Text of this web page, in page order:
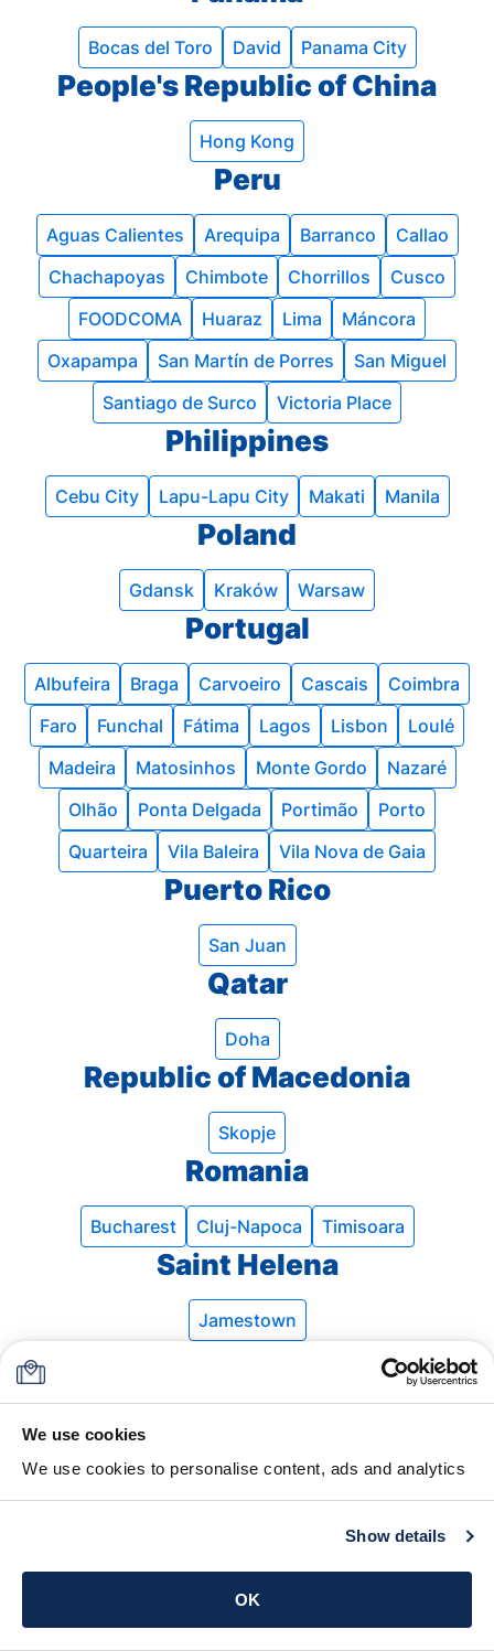
We use cookies
We use cookies to personalise content, ads and analytics
Show details
OK
Bocas del Toro David Panama City
People's Republic of China
Hong Kong
Peru
Aguas Calientes Arequipa Barranco
Callao
Chachapoyas
Chimbote Chorrillos
Cusco
FOODCOMA
Huaraz Lima
Máncora
Oxapampa
San Martín de Porres
San Miguel
Santiago de Surco
Victoria Place
Philippines
Cebu City Lapu-Lapu City Makati Manila
Poland
Gdansk Kraków Warsaw
Portugal
Albufeira Braga Carvoeiro Cascais
Coimbra
Faro
Funchal Fátima Lagos Lisbon
Loulé
Madeira
Matosinhos Monte Gordo
Nazaré
Olhão
Ponta Delgada Portimão
Porto
Quarteira
Vila Baleira Vila Nova de Gaia
Puerto Rico
San Juan
Qatar
Doha
Republic of Macedonia
Skopje
Romania
Bucharest Cluj-Napoca Timisoara
Saint Helena
Jamestown
Belgrade Niš Novi Sad
Singapore
Slovakia